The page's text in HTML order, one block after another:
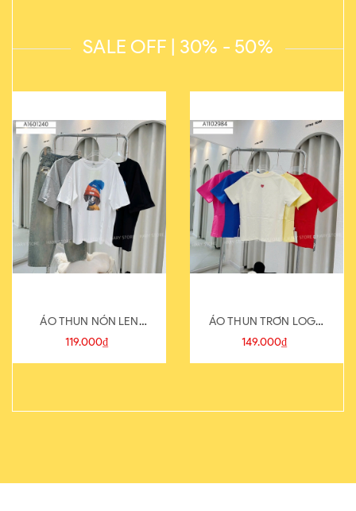
SALE OFF | 30% - 50%
ÁO THUN NÓN LEN
821-1
119.000₫
ÁO THUN TRƠN LOGO
SAU
149.000₫